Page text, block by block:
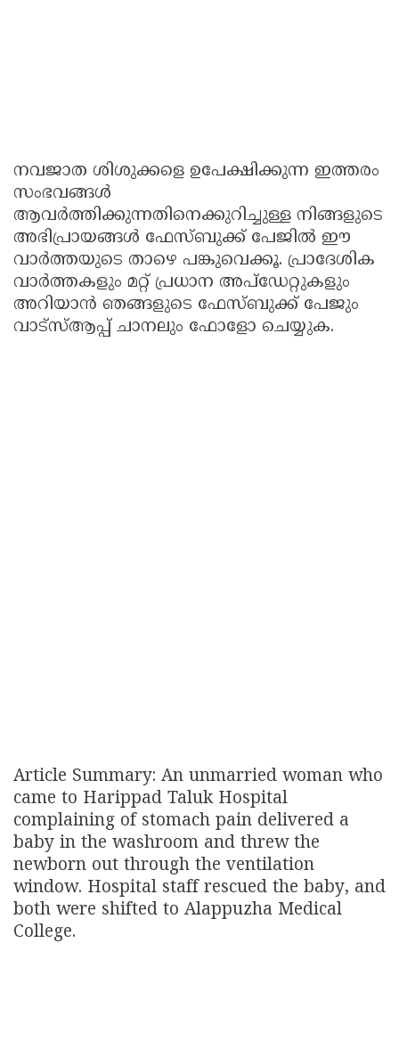
നവജാത ശിശുക്കളെ ഉപേക്ഷിക്കുന്ന ഇത്തരം
സംഭവങ്ങൾ
ആവർത്തിക്കുന്നതിനെക്കുറിച്ചുള്ള നിങ്ങളുടെ
അഭിപ്രായങ്ങൾ ഫേസ്ബുക്ക് പേജില്‍ ഈ
വാര്‍ത്തയുടെ താഴെ പങ്കുവെക്കൂ. പ്രാദേശിക
വാർത്തകളും മറ്റ് പ്രധാന അപ്ഡേറ്റുകളും
അറിയാൻ ഞങ്ങളുടെ ഫേസ്ബുക്ക് പേജും
വാട്സ്ആപ്പ് ചാനലും ഫോളോ ചെയ്യുക.
Article Summary: An unmarried woman who
came to Harippad Taluk Hospital
complaining of stomach pain delivered a
baby in the washroom and threw the
newborn out through the ventilation
window. Hospital staff rescued the baby, and
both were shifted to Alappuzha Medical
College.